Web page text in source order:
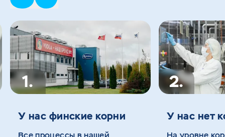
1.
У нас финские корни
2.
У нас нет